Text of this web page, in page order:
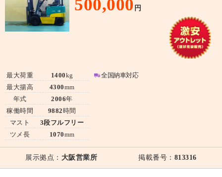
500,000 円
最大荷重
最大揚高
年式
稼働時間
マスト
ツメ長
1400kg
4300mm
2006年
9882 時間
3段フルフリー
1070mm
全国納車対応
展示拠点： 大阪営業所 掲載番号： 813316